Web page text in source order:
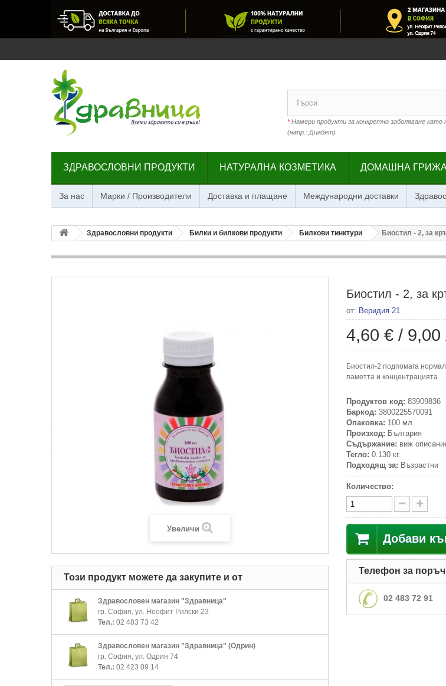
*Намери продукти за конкретно заболяване
(напр.: Диабет)
ЗДРАВОСЛОВНИ ПРОДУКТИ НАТУРАЛНА КОЗМЕТИКА ДОМАШНА ГРИЖА
За нас Марки / Производители Доставка и плащане Международни доставки
Здравословни продукти Билки и билкови продукти Билкови тинктури Биостил - 2, за
Увеличи
Този продукт можете да закупите и от
Здравословен магазин "Здравница"
гр. София, ул. Неофит Рилски 23
Тел.: 02 483 73 42
Здравословен магазин "Здравница" (Одрин)
гр. София, ул. Одрин 74
Тел.: 02 423 09 14
Биостил - 2, за
от: Веридия 21
4,60 € / 9,00
Биостил-2 подпомага
паметта и концентрацията.
Продуктов код: 83909836
Баркод: 3800225570091
Опаковка: 100 мл.
Произход: България
Съдържание: виж
Тегло: 0.130 кг.
Подходящ за: Възрастни
Количество:
Добави
Телефон за
02 483 72 91